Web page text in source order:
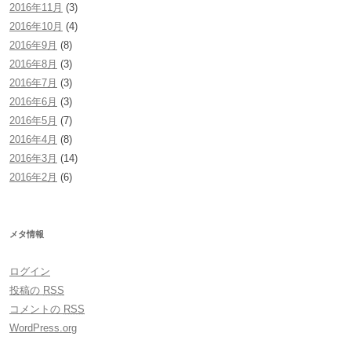
2016年11月 (3)
2016年10月 (4)
2016年9月 (8)
2016年8月 (3)
2016年7月 (3)
2016年6月 (3)
2016年5月 (7)
2016年4月 (8)
2016年3月 (14)
2016年2月 (6)
メタ情報
ログイン
投稿の RSS
コメントの RSS
WordPress.org